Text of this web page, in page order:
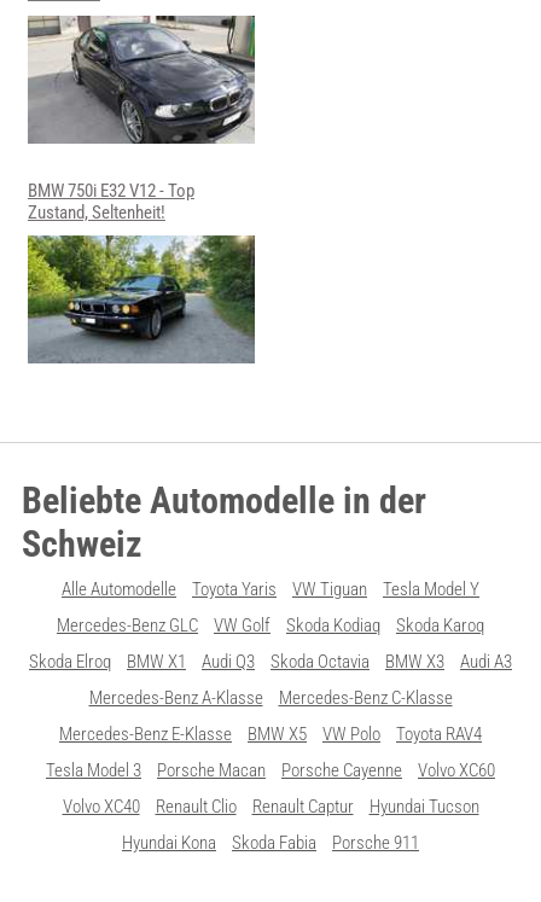
BMW 750i E32 V12 - Top
Zustand, Seltenheit!
Beliebte Automodelle in der
Schweiz
Alle Automodelle Toyota Yaris VW Tiguan
Tesla Model Y
Mercedes-Benz GLC
VW Golf Skoda Kodiaq
Skoda Karoq
Skoda Elroq
BMW X1 Audi Q3 Skoda Octavia BMW X3
Audi A3
Mercedes-Benz A-Klasse
Mercedes-Benz C-Klasse
Mercedes-Benz E-Klasse
BMW X5 VW Polo
Toyota RAV4
Tesla Model 3
Porsche Macan Porsche Cayenne
Volvo XC60
Volvo XC40
Renault Clio Renault Captur
Hyundai Tucson
Hyundai Kona
Skoda Fabia Porsche 911